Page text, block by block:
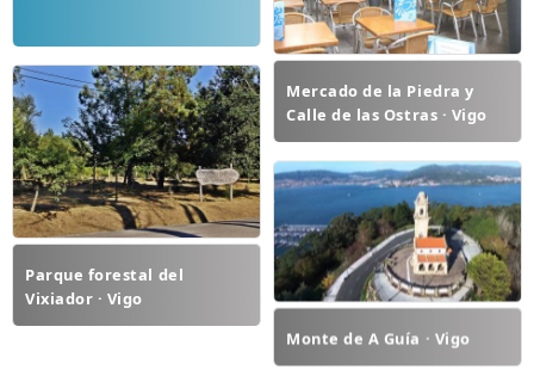
Mercado de la Piedra y
Calle de las Ostras · Vigo
Parque forestal del
Vixiador · Vigo
Monte de A Guía · Vigo